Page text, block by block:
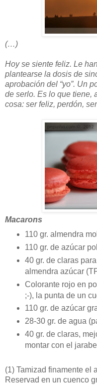
(…)
Hoy se siente feliz. Le
plantearse la dosis de
aprobación del “yo”. Un
de serlo. Es lo que tiene,
cosa: ser feliz, perdón,
Macarons
110 gr. almendra
110 gr. de azúcar
40 gr. de claras
almendra azúcar
Colorante rojo en
;-), la punta de un
110 gr. de azúcar
28-30 gr. de agua
40 gr. de claras,
montar con el
(1) Tamizad finamente el
Reservad en un cuenco